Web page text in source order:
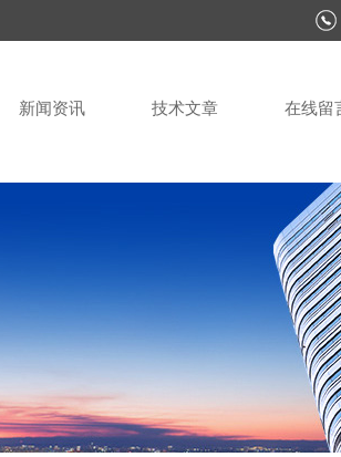
新闻资讯 技术文章 在线留